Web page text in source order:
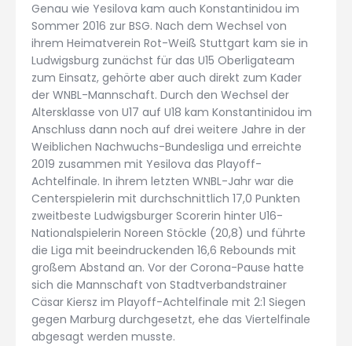
Genau wie Yesilova kam auch Konstantinidou im
Sommer 2016 zur BSG. Nach dem Wechsel von
ihrem Heimatverein Rot-Weiß Stuttgart kam sie in
Ludwigsburg zunächst für das U15 Oberligateam
zum Einsatz, gehörte aber auch direkt zum Kader
der WNBL-Mannschaft. Durch den Wechsel der
Altersklasse von U17 auf U18 kam Konstantinidou im
Anschluss dann noch auf drei weitere Jahre in der
Weiblichen Nachwuchs-Bundesliga und erreichte
2019 zusammen mit Yesilova das Playoff-
Achtelfinale. In ihrem letzten WNBL-Jahr war die
Centerspielerin mit durchschnittlich 17,0 Punkten
zweitbeste Ludwigsburger Scorerin hinter U16-
Nationalspielerin Noreen Stöckle (20,8) und führte
die Liga mit beeindruckenden 16,6 Rebounds mit
großem Abstand an. Vor der Corona-Pause hatte
sich die Mannschaft von Stadtverbandstrainer
Cäsar Kiersz im Playoff-Achtelfinale mit 2:1 Siegen
gegen Marburg durchgesetzt, ehe das Viertelfinale
abgesagt werden musste.